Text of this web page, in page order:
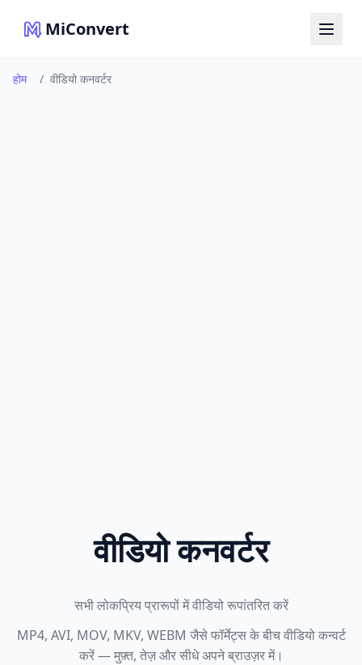
MiConvert
होम / वीडियो कनवर्टर
वीडियो कनवर्टर
सभी लोकप्रिय प्रारूपों में वीडियो रूपांतरित करें
MP4, AVI, MOV, MKV, WEBM जैसे फॉर्मेट्स के बीच वीडियो कन्वर्ट
करें — मुफ़्त, तेज़ और सीधे अपने ब्राउज़र में।